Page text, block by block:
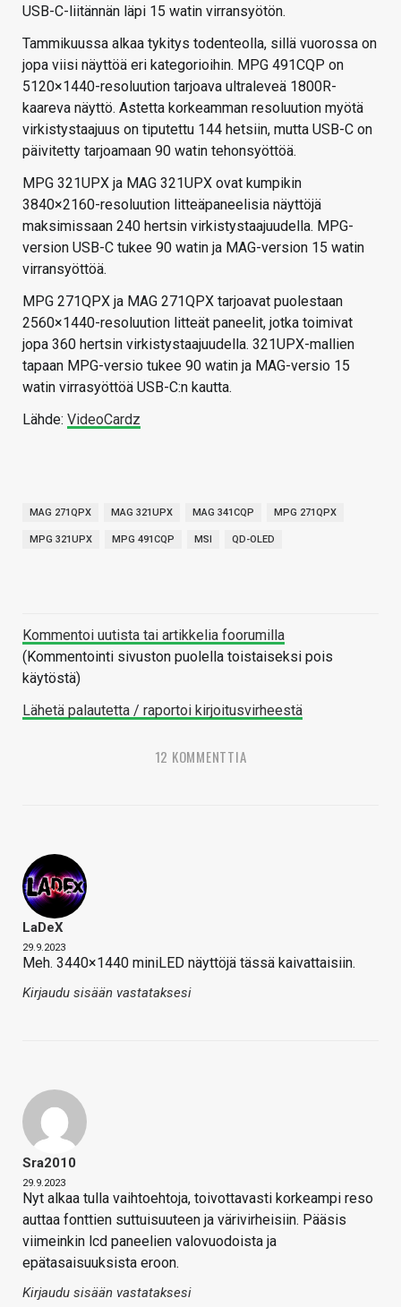
USB-C-liitännän läpi 15 watin virransyötön.
Tammikuussa alkaa tykitys todenteolla, sillä vuorossa on
jopa viisi näyttöä eri kategorioihin. MPG 491CQP on
5120×1440-resoluution tarjoava ultraleveä 1800R-
kaareva näyttö. Astetta korkeamman resoluution myötä
virkistystaajuus on tiputettu 144 hetsiin, mutta USB-C on
päivitetty tarjoamaan 90 watin tehonsyöttöä.
MPG 321UPX ja MAG 321UPX ovat kumpikin
3840×2160-resoluution litteäpaneelisia näyttöjä
maksimissaan 240 hertsin virkistystaajuudella. MPG-
version USB-C tukee 90 watin ja MAG-version 15 watin
virransyöttöä.
MPG 271QPX ja MAG 271QPX tarjoavat puolestaan
2560×1440-resoluution litteät paneelit, jotka toimivat
jopa 360 hertsin virkistystaajuudella. 321UPX-mallien
tapaan MPG-versio tukee 90 watin ja MAG-versio 15
watin virrasyöttöä USB-C:n kautta.
Lähde: VideoCardz
MAG 271QPX MAG 321UPX MAG 341CQP MPG 271QPX
MPG 321UPX MPG 491CQP MSI QD-OLED
Kommentoi uutista tai artikkelia foorumilla
(Kommentointi sivuston puolella toistaiseksi pois
käytöstä)
Lähetä palautetta / raportoi kirjoitusvirheestä
12 KOMMENTTIA
LaDeX
29.9.2023
Meh. 3440×1440 miniLED näyttöjä tässä kaivattaisiin.
Kirjaudu sisään vastataksesi
Sra2010
29.9.2023
Nyt alkaa tulla vaihtoehtoja, toivottavasti korkeampi reso
auttaa fonttien suttuisuuteen ja värivirheisiin. Pääsis
viimeinkin lcd paneelien valovuodoista ja
epätasaisuuksista eroon.
Kirjaudu sisään vastataksesi